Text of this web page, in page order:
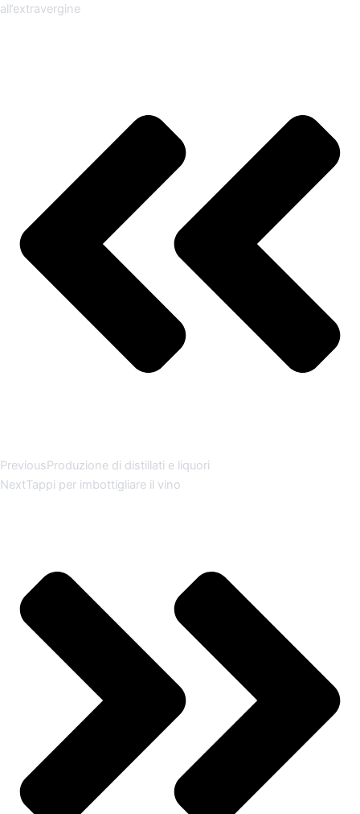
all’extravergine
PreviousProduzione di distillati e liquori
NextTappi per imbottigliare il vino